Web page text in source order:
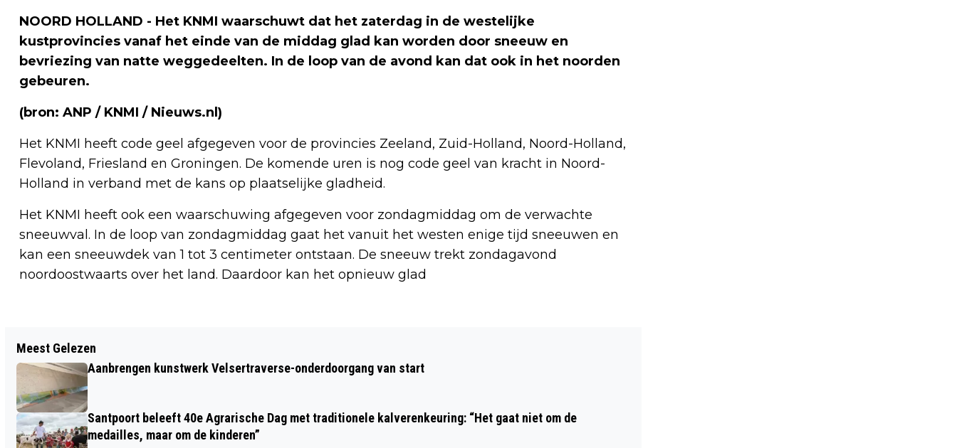
NOORD HOLLAND - Het KNMI waarschuwt dat het zaterdag in de westelijke
kustprovincies vanaf het einde van de middag glad kan worden door sneeuw en
bevriezing van natte weggedeelten. In de loop van de avond kan dat ook in het noorden
gebeuren.
(bron: ANP / KNMI / Nieuws.nl)
Het KNMI heeft code geel afgegeven voor de provincies Zeeland, Zuid-Holland, Noord-Holland,
Flevoland, Friesland en Groningen. De komende uren is nog code geel van kracht in Noord-
Holland in verband met de kans op plaatselijke gladheid.
Het KNMI heeft ook een waarschuwing afgegeven voor zondagmiddag om de verwachte
sneeuwval. In de loop van zondagmiddag gaat het vanuit het westen enige tijd sneeuwen en
kan een sneeuwdek van 1 tot 3 centimeter ontstaan. De sneeuw trekt zondagavond
noordoostwaarts over het land. Daardoor kan het opnieuw glad
BOSW8ER IN DE KLAS - AFLEVERING 33:
UILEN IN NEDERLAND
SMALST NA WERKZAAMHEDEN
Meest Gelezen
Aanbrengen kunstwerk Velsertraverse-onderdoorgang van start
Santpoort beleeft 40e Agrarische Dag met traditionele kalverenkeuring: “Het gaat niet om de
medailles, maar om de kinderen”